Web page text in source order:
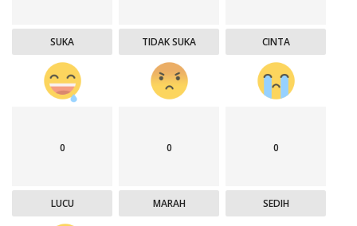
SUKA TIDAK SUKA CINTA
0
LUCU
0
MARAH
0
SEDIH